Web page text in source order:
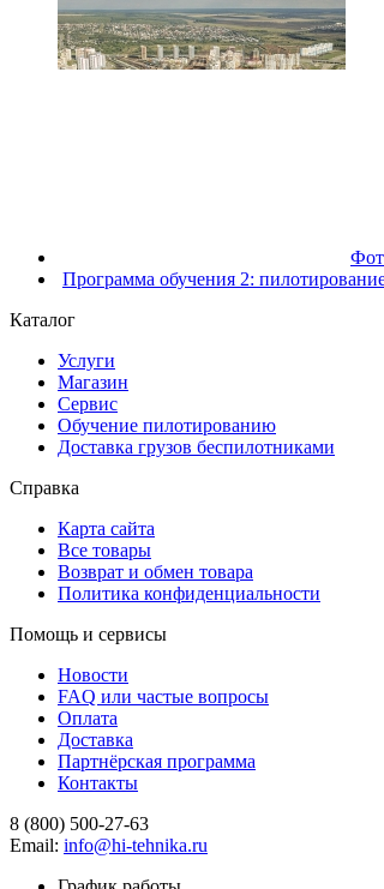
Программа обучения 2:
Каталог
Услуги
Магазин
Сервис
Обучение пилотированию
Доставка грузов беспилотниками
Справка
Карта сайта
Все товары
Возврат и обмен товара
Политика конфиденциальности
Помощь и сервисы
Новости
FAQ или частые вопросы
Оплата
Доставка
Партнёрская программа
Контакты
8 (800) 500-27-63
Email: info@hi-tehnika.ru